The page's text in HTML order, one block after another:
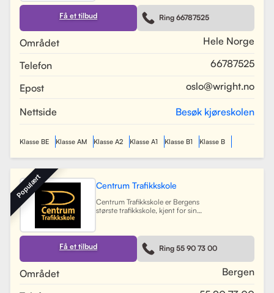
Trøndelag. Siden oppstarten har
skolen hatt som mål å tilby
profesjonell og engasjert
trafikopplæring for både
kjøretimer med all nødvendig
moderne digitale systemer for å
gjøre det enkelt for elever å booke
sine trafikklærere.
Les mer
Få et tilbud Ring 66787525
Området
Hele Norge
Telefon
66787525
Epost
oslo@wright.no
Nettside Besøk kjøreskolen
Klasse BE Klasse AM Klasse A2 Klasse A1 Klasse B1 Klasse B
Centrum Trafikkskole
Centrum Trafikkskole er Bergens
største trafikkskole, kjent for sin
for førerkort i alle klasser, og har et
team av 30 dyktige kjørelærere som
gir undervisning i et trygt og vennlig
miljø. Med lokaler i Bergen sentrum,
Få et tilbud Ring 55 90 73 00
Området
Bergen
Populært